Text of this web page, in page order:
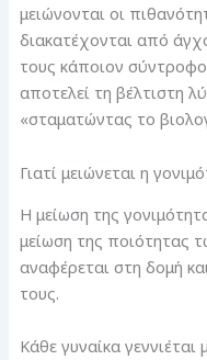
μειώνονται οι
διακατέχονται από
τους κάποιον
αποτελεί τη βέλτιστη
«σταματώντας το
Γιατί μειώνεται η
Η μείωση της
μείωση της ποιότητας
αναφέρεται στη δομή
τους.
Κάθε γυναίκα